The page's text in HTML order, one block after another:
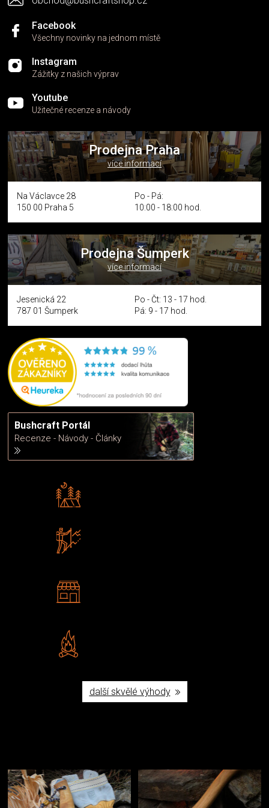
Facebook
Všechny novinky na jednom místě
Instagram
Zážitky z našich výprav
Youtube
Užitečné recenze a návody
Prodejna Praha
více informací
Na Václavce 28
150 00 Praha 5
Po - Pá:
10:00 - 18:00 hod.
Prodejna Šumperk
více informací
Jesenická 22
787 01 Šumperk
Po - Čt: 13 - 17 hod.
Pá: 9 - 17 hod.
Bushcraft Portál
Recenze - Návody - Články
další skvělé výhody